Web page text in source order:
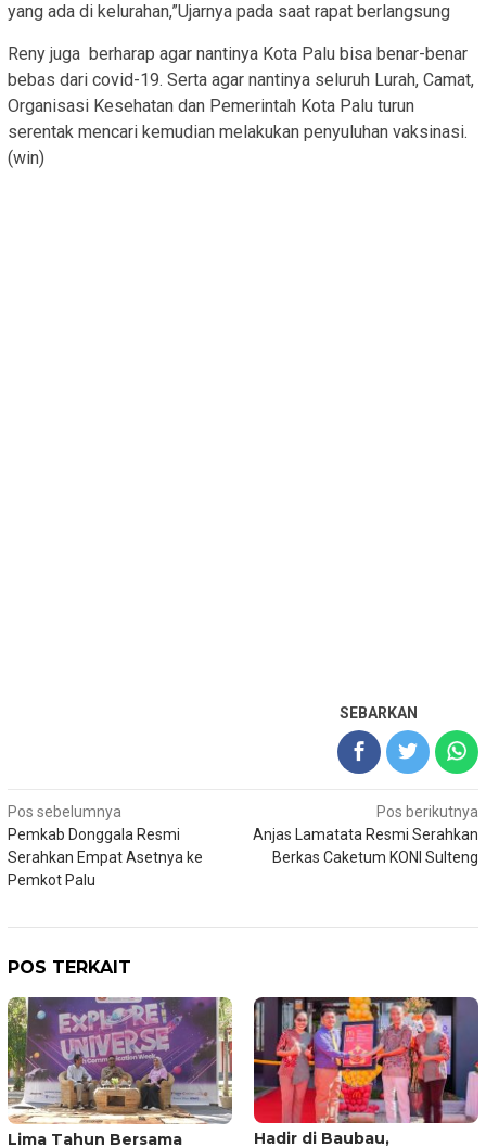
yang ada di kelurahan,”Ujarnya pada saat rapat berlangsung
Reny juga berharap agar nantinya Kota Palu bisa benar-benar
bebas dari covid-19. Serta agar nantinya seluruh Lurah, Camat,
Organisasi Kesehatan dan Pemerintah Kota Palu turun
serentak mencari kemudian melakukan penyuluhan vaksinasi.
(win)
SEBARKAN
Navigasi
pos
Pos sebelumnya
Pemkab Donggala Resmi
Serahkan Empat Asetnya ke
Pemkot Palu
Pos berikutnya
Anjas Lamatata Resmi Serahkan
Berkas Caketum KONI Sulteng
POS TERKAIT
Lima Tahun Bersama Hadir di Baubau,